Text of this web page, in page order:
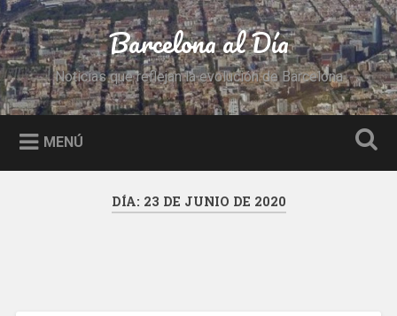
Saltar
al
contenido
Buscar Barcelona al Día
Noticias que reflejan la evolución de Barcelona
MENÚ
DÍA: 23 DE JUNIO DE 2020